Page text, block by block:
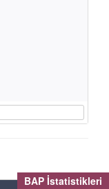
BAP İstatistikleri